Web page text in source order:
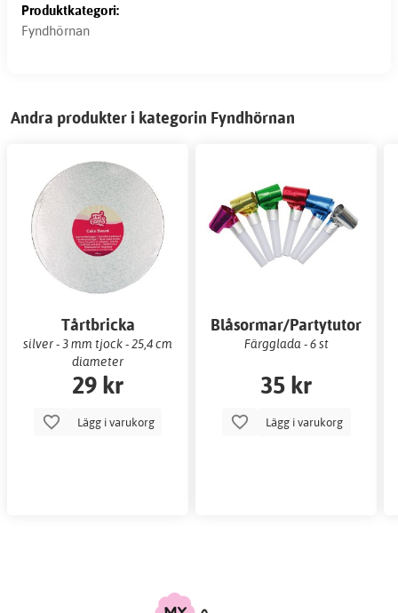
Produktkategori:
Fyndhörnan
Andra produkter i kategorin Fyndhörnan
Tårtbricka
silver - 3 mm tjock - 25,4 cm
diameter
29 kr
Lägg i varukorg
Blåsormar/Partytutor
Färgglada - 6 st
35 kr
Lägg i varukorg